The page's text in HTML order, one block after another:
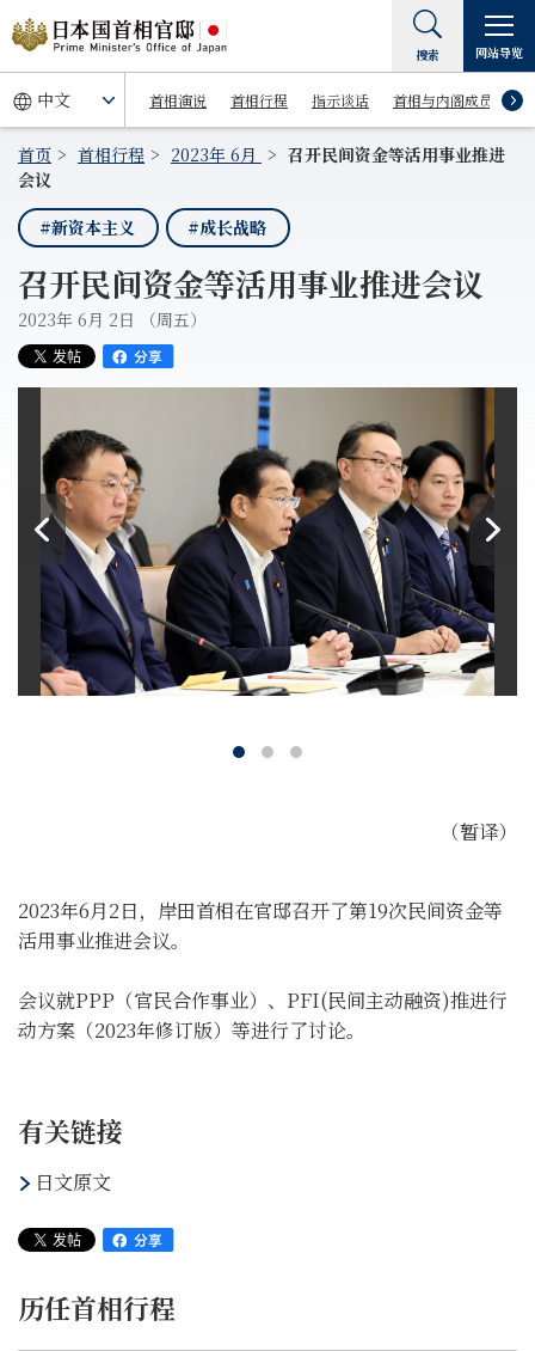
首相演说 首相行程 指示谈话 首相与内阁成员
搜索 网站导览
首页 首相行程 2023年 6月
召开民间资金等活用事业推进
会议
#新资本主义
#成长战略
召开民间资金等活用事业推进会议
2023年 6月 2日 （周五）
（暂译）
2023年6月2日，岸田首相在官邸召开了第19次民间资金等
活用事业推进会议。
会议就PPP（官民合作事业）、PFI(民间主动融资)推进行
动方案（2023年修订版）等进行了讨论。
有关链接
日文原文
历任首相行程